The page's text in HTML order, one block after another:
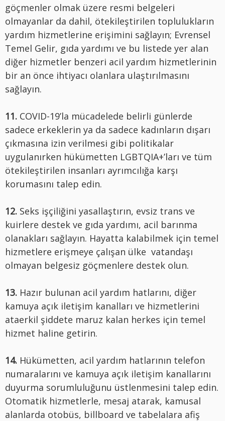
göçmenler olmak üzere resmi belgeleri
olmayanlar da dahil, ötekileştirilen toplulukların
yardım hizmetlerine erişimini sağlayın; Evrensel
Temel Gelir, gıda yardımı ve bu listede yer alan
diğer hizmetler benzeri acil yardım hizmetlerinin
bir an önce ihtiyacı olanlara ulaştırılmasını
sağlayın.
11. COVID-19’la mücadelede belirli günlerde
sadece erkeklerin ya da sadece kadınların dışarı
çıkmasına izin verilmesi gibi politikalar
uygulanırken hükümetten LGBTQIA+’ları ve tüm
ötekileştirilen insanları ayrımcılığa karşı
korumasını talep edin.
12. Seks işçiliğini yasallaştırın, evsiz trans ve
kuirlere destek ve gıda yardımı, acil barınma
olanakları sağlayın. Hayatta kalabilmek için temel
hizmetlere erişmeye çalışan ülke vatandaşı
olmayan belgesiz göçmenlere destek olun.
13. Hazır bulunan acil yardım hatlarını, diğer
kamuya açık iletişim kanalları ve hizmetlerini
ataerkil şiddete maruz kalan herkes için temel
hizmet haline getirin.
14. Hükümetten, acil yardım hatlarının telefon
numaralarını ve kamuya açık iletişim kanallarını
duyurma sorumluluğunu üstlenmesini talep edin.
Otomatik hizmetlerle, mesaj atarak, kamusal
alanlarda otobüs, billboard ve tabelalara afiş